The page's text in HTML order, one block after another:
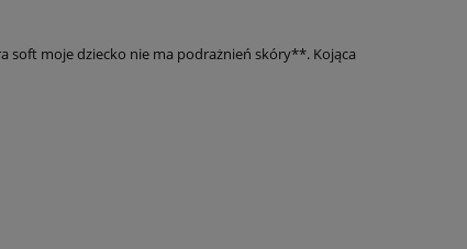
soft moje dziecko nie ma podrażnień skóry**. Kojąca